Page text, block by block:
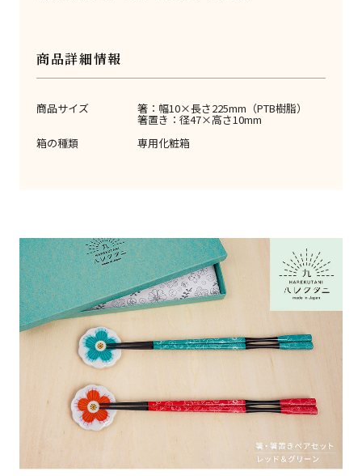
商品詳細情報
商品サイズ 箸：幅10×長さ225mm（PTB樹脂）
箸置き：径47×高さ10mm
箱の種類
専用化粧箱